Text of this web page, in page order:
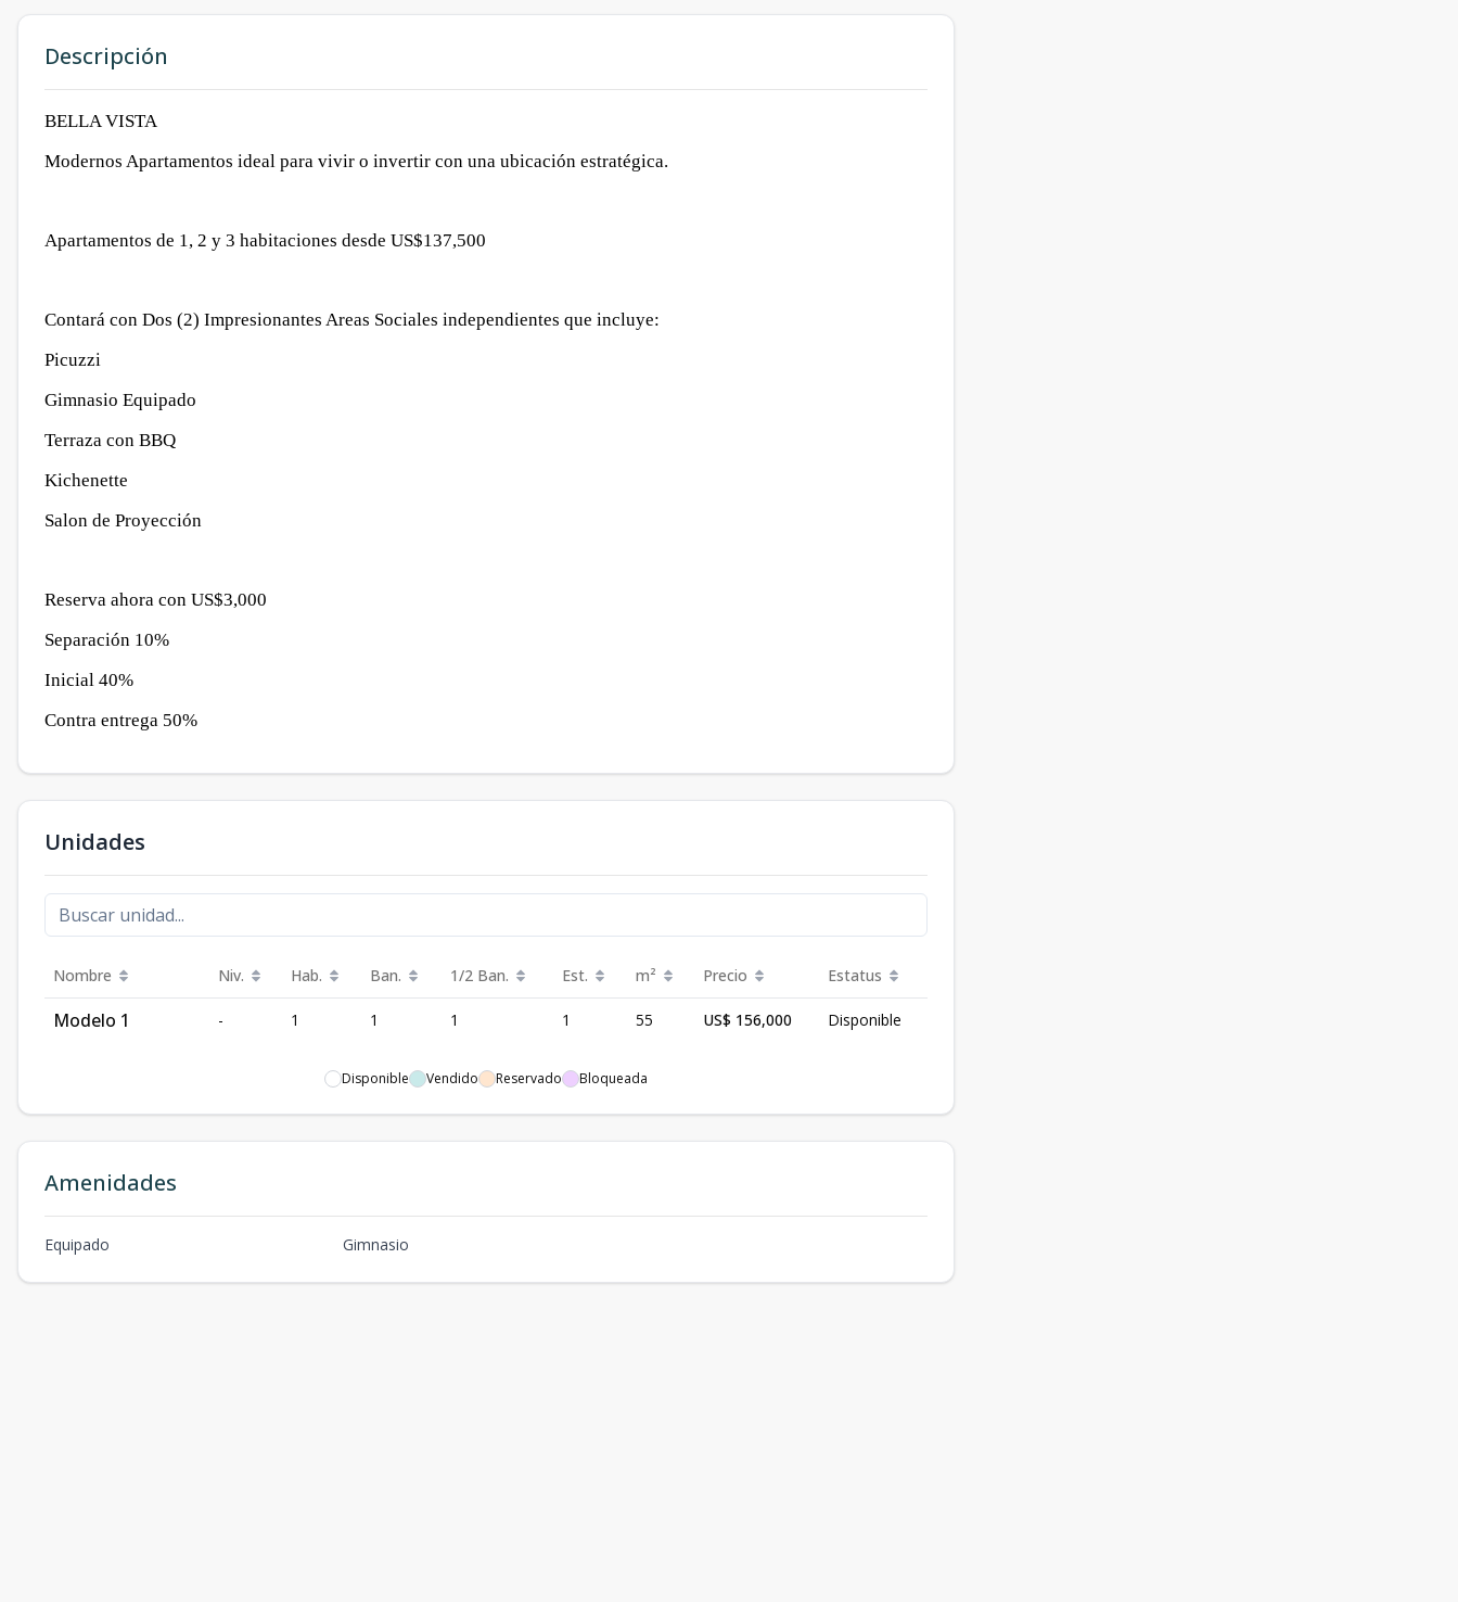
Descripción
BELLA VISTA
Modernos Apartamentos ideal para vivir o invertir con una ubicación estratégica.
Apartamentos de 1, 2 y 3 habitaciones desde US$137,500
Contará con Dos (2) Impresionantes Areas Sociales independientes que incluye:
Picuzzi
Gimnasio Equipado
Terraza con BBQ
Kichenette
Salon de Proyección
Reserva ahora con US$3,000
Separación 10%
Inicial 40%
Contra entrega 50%
Unidades
Nombre Niv. Hab. Ban. 1/2 Ban. Est. m² Precio Estatus
Modelo 1 - 1 1 1 1 55 US$ 156,000 Disponible
Disponible Vendido Reservado Bloqueada
Amenidades
Equipado Gimnasio